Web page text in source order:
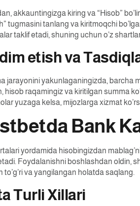
akkauntingizga kiring va “Hisob”
tugmasini tanlang va kiritmoqchi
taklif etadi, shuning uchun o’z
etish va
jarayonini yakunlaganingizda, barcha
hisob raqamingiz va kiritilgan summa
yuzaga kelsa, mijozlarga xizmat
Bank
yordamida hisobingizdan
Foydalanishni boshlashdan oldin,
to’g’ri va yangilangan holatda saqlang.
Turli Xillari